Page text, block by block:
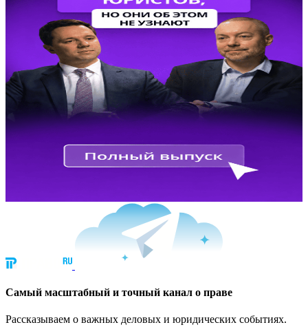
Cамый масштабный и точный канал о праве
Рассказываем о важных деловых и юридических событиях.